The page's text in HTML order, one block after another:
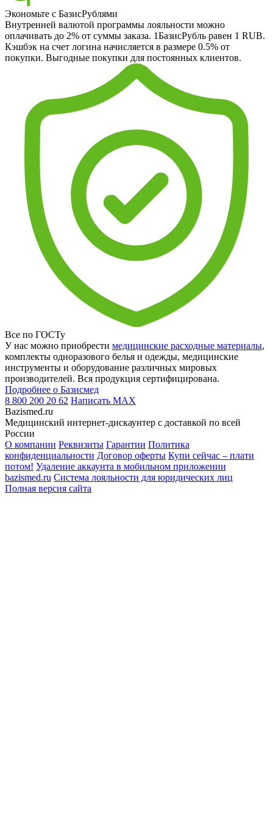
Экономьте с БазисРублями
Внутренней валютой программы лояльности можно
оплачивать до 2% от суммы заказа. 1БазисРубль равен 1 RUB.
Кэшбэк на счет логина начисляется в размере 0.5% от
покупки. Выгодные покупки для постоянных клиентов.
Все по ГОСТу
У нас можно приобрести медицинские расходные материалы,
комплекты одноразового белья и одежды, медицинские
инструменты и оборудование различных мировых
производителей. Вся продукция сертифицирована.
Подробнее о Базисмед
8 800 200 20 62 Написать MAX
Bazismed.ru
Медицинский интернет-дискаунтер с доставкой по всей
России
О компании Реквизиты Гарантии Политика
конфиденциальности Договор оферты Купи сейчас – плати
потом! Удаление аккаунта в мобильном приложении
bazismed.ru Система лояльности для юридических лиц
Полная версия сайта